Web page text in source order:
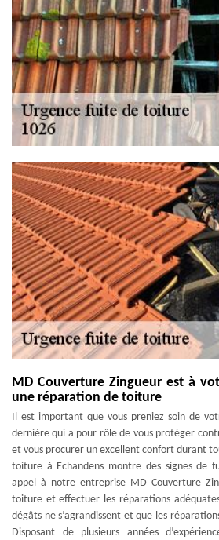
MD Couverture Zingueur est à
une réparation de toiture
Il est important que vous preniez soin de
dernière qui a pour rôle de vous protéger
et vous procurer un excellent confort durant
toiture à Echandens montre des signes de
appel à notre entreprise MD Couverture
toiture et effectuer les réparations
dégâts ne s’agrandissent et que les
Disposant de plusieurs années